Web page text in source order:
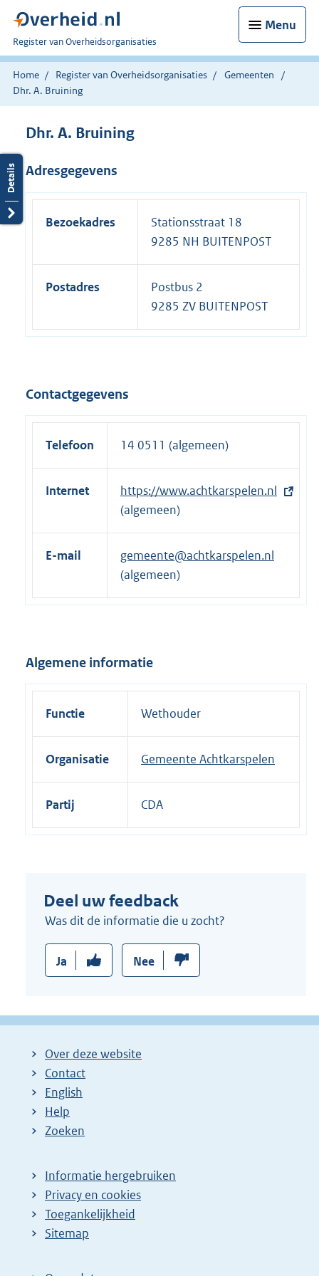
Menu
U
bent
nu
hier:
Register van Overheidsorganisaties
Home Register van Overheidsorganisaties
Gemeenten
Dhr. A. Bruining
Dhr. A. Bruining
Adresgegevens
Bezoekadres
Stationsstraat 18
9285 NH BUITENPOST
Postadres
Postbus 2
9285 ZV BUITENPOST
Contactgegevens
Telefoon 14 0511 (algemeen)
Internet
E
x
t
r
e
n
k
https://www.achtkarspelen.nl
(algemeen)
E-mail
gemeente@achtkarspelen.nl
(algemeen)
Algemene informatie
Functie Wethouder
Organisatie Gemeente Achtkarspelen
Partij CDA
Deel uw feedback
Was dit de informatie die u zocht?
Ja Nee
Over deze website
Contact
English
Help
Zoeken
Informatie hergebruiken
Privacy en cookies
Toegankelijkheid
Sitemap